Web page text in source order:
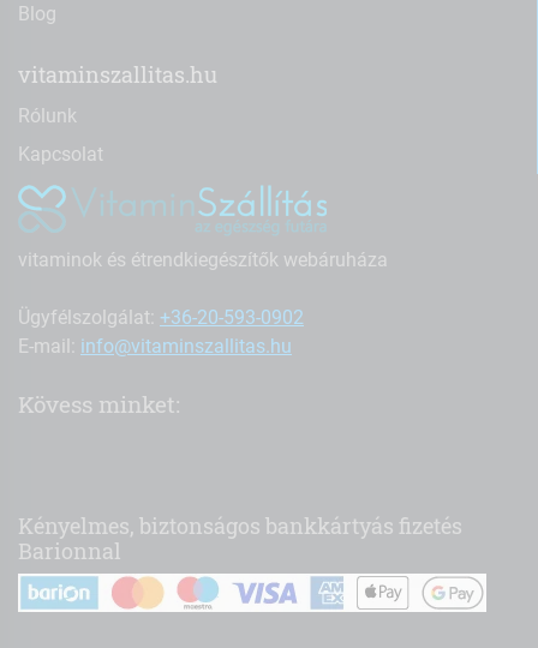
Blog
vitaminszallitas.hu
Rólunk
Kapcsolat
vitaminok és étrendkiegészítők webáruháza
Ügyfélszolgálat: +36-20-593-0902
E-mail: info@vitaminszallitas.hu
Kövess minket:
Kényelmes, biztonságos bankkártyás fizetés
Barionnal